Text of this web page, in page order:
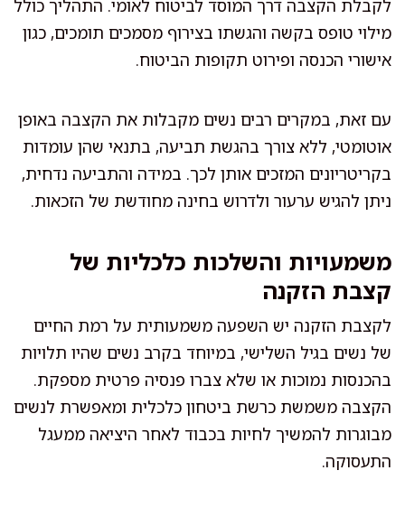
לקבלת הקצבה דרך המוסד לביטוח לאומי. התהליך כולל
מילוי טופס בקשה והגשתו בצירוף מסמכים תומכים, כגון
אישורי הכנסה ופירוט תקופות הביטוח.
עם זאת, במקרים רבים נשים מקבלות את הקצבה באופן
אוטומטי, ללא צורך בהגשת תביעה, בתנאי שהן עומדות
בקריטריונים המזכים אותן לכך. במידה והתביעה נדחית,
ניתן להגיש ערעור ולדרוש בחינה מחודשת של הזכאות.
משמעויות והשלכות כלכליות של
קצבת הזקנה
לקצבת הזקנה יש השפעה משמעותית על רמת החיים
של נשים בגיל השלישי, במיוחד בקרב נשים שהיו תלויות
בהכנסות נמוכות או שלא צברו פנסיה פרטית מספקת.
הקצבה משמשת כרשת ביטחון כלכלית ומאפשרת לנשים
מבוגרות להמשיך לחיות בכבוד לאחר היציאה ממעגל
התעסוקה.